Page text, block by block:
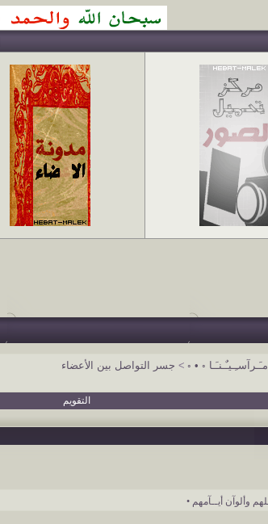
◦ • ◦
> جسر التواصل بين الأعضاء
التقويم
وألوآن أيــآمهم •